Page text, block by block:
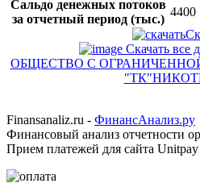
Сальдо денежных потоков
за отчетный период (тыс.)
4400
Скачать все
ОБЩЕСТВО С
Finansanaliz.ru - ФинанcАнализ.ру
Финансовый анализ отчетности
Прием платежей для сайта